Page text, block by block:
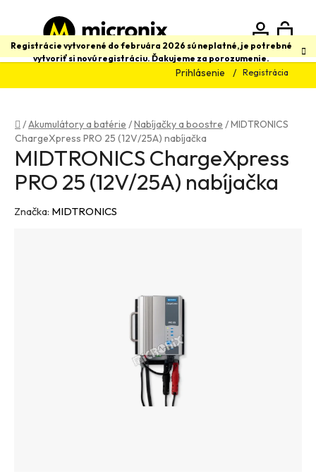
obsah
Registrácie vytvorené do februára 2026 sú neplatné, je potrebné
vytvoriť si novú registráciu. Ďakujeme za porozumenie.
Prihlásenie Registrácia
Hľadať
Domov
/Akumulátory a batérie /Nabíjačky a boostre /MIDTRONICS
ChargeXpress PRO 25 (12V/25A) nabíjačka
MIDTRONICS ChargeXpress
PRO 25 (12V/25A) nabíjačka
Značka: MIDTRONICS